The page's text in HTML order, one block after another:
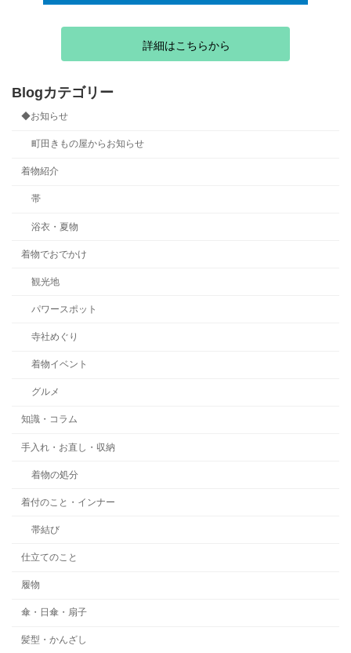
詳細はこちらから
Blogカテゴリー
◆お知らせ
町田きもの屋からお知らせ
着物紹介
帯
浴衣・夏物
着物でおでかけ
観光地
パワースポット
寺社めぐり
着物イベント
グルメ
知識・コラム
手入れ・お直し・収納
着物の処分
着付のこと・インナー
帯結び
仕立てのこと
履物
傘・日傘・扇子
髪型・かんざし